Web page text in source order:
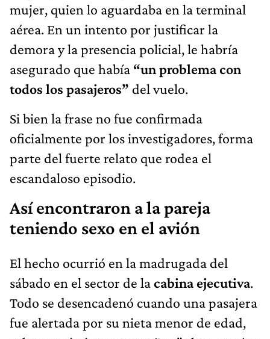
mujer, quien lo aguardaba en la terminal
aérea. En un intento por justificar la
demora y la presencia policial, le habría
asegurado que había “un problema con
todos los pasajeros” del vuelo.
Si bien la frase no fue confirmada
oficialmente por los investigadores, forma
parte del fuerte relato que rodea el
escandaloso episodio.
Así encontraron a la pareja
teniendo sexo en el avión
El hecho ocurrió en la madrugada del
sábado en el sector de lacabina ejecutiva.
Todo se desencadenó cuando una pasajera
fue alertada por su nieta menor de edad,